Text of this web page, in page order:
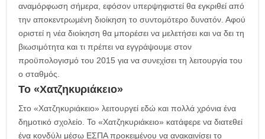
αναμόρφωση σήμερα, εφόσον υπερψηφιστεί θα εγκριθεί από
την αποκεντρωμένη διοίκηση το συντομότερο δυνατόν. Αφού
οριστεί η νέα διοίκηση θα μπορέσει να μελετήσει και να δει τη
βιωσιμότητα και τι πρέπει να εγγράψουμε στον
προϋπολογισμό του 2015 για να συνεχίσει τη λειτουργία του
ο σταθμός.
Το «Χατζηκυριάκειο»
Στο «Χατζηκυριάκειο» λειτουργεί εδώ και πολλά χρόνια ένα
δημοτικό σχολείο. Το «Χατζηκυριάκειο» κατάφερε να διατεθεί
ένα κονδύλι μέσω ΕΣΠΑ προκειμένου να ανακαινίσει το